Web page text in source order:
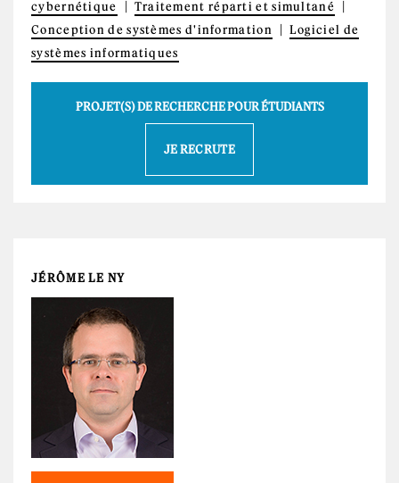
cybernétique
Traitement réparti et simultané
Conception de systèmes d'information
Logiciel de
systèmes informatiques
PROJET(S) DE RECHERCHE POUR ÉTUDIANTS
JE RECRUTE
JÉRÔME LE NY